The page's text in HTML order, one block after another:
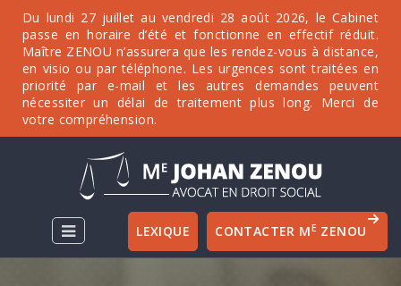
Du lundi 27 juillet au vendredi 28 août 2026, le Cabinet
passe en horaire d’été et fonctionne en effectif réduit.
Maître ZENOU n’assurera que les rendez-vous à distance,
en visio ou par téléphone. Les urgences sont traitées en
priorité par e-mail et les autres demandes peuvent
nécessiter un délai de traitement plus long. Merci de
votre compréhension.
CONTACTER ME ZENOU
LEXIQUE